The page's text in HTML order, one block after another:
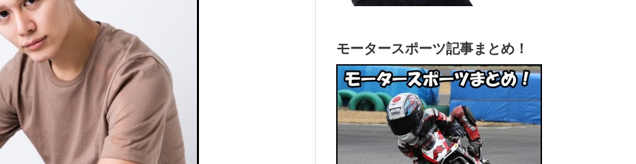
モータースポーツ記事まとめ！